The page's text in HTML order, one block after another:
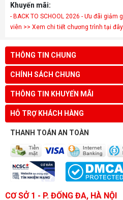
Khuyến mãi:
- BACK TO SCHOOL 2026 - Ưu đãi
viên >> Xem chi tiết chương trình tại đây.
THÔNG TIN CHUNG
CHÍNH SÁCH CHUNG
THÔNG TIN KHUYẾN MÃI
HỖ TRỢ KHÁCH HÀNG
THANH TOÁN AN TOÀN
CƠ SỞ 1 - P. ĐỐNG ĐA, HÀ NỘI